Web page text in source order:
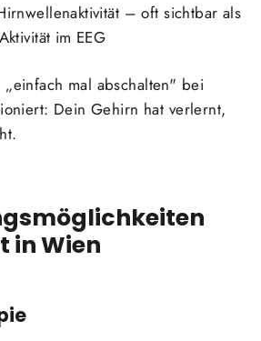
– oft sichtbar als
im EEG
mal abschalten" bei
Dein Gehirn hat verlernt,
in Wien